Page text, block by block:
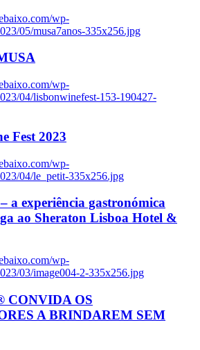
wp-
05/musa7anos-335x256.jpg
wp-
04/lisbonwinefest-153-190427-
Fest 2023
wp-
04/le_petit-335x256.jpg
a experiência gastronómica
ao Sheraton Lisboa Hotel &
wp-
03/image004-2-335x256.jpg
CONVIDA OS
A BRINDAREM SEM